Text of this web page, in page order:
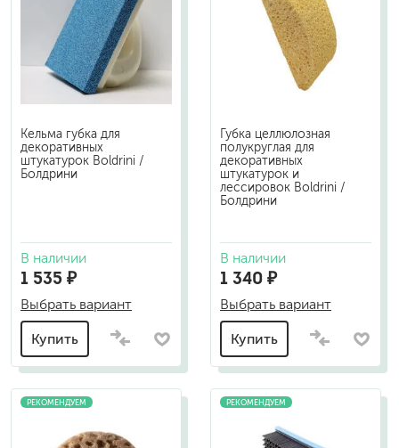
Кельма губка для
декоративных
штукатурок Boldrini /
Болдрини
В наличии
1 535 ₽
Выбрать вариант
Купить
Губка целлюлозная
полукруглая для
декоративных
штукатурок и
лессировок Boldrini /
Болдрини
В наличии
1 340 ₽
Выбрать вариант
Купить
РЕКОМЕНДУЕМ РЕКОМЕНДУЕМ